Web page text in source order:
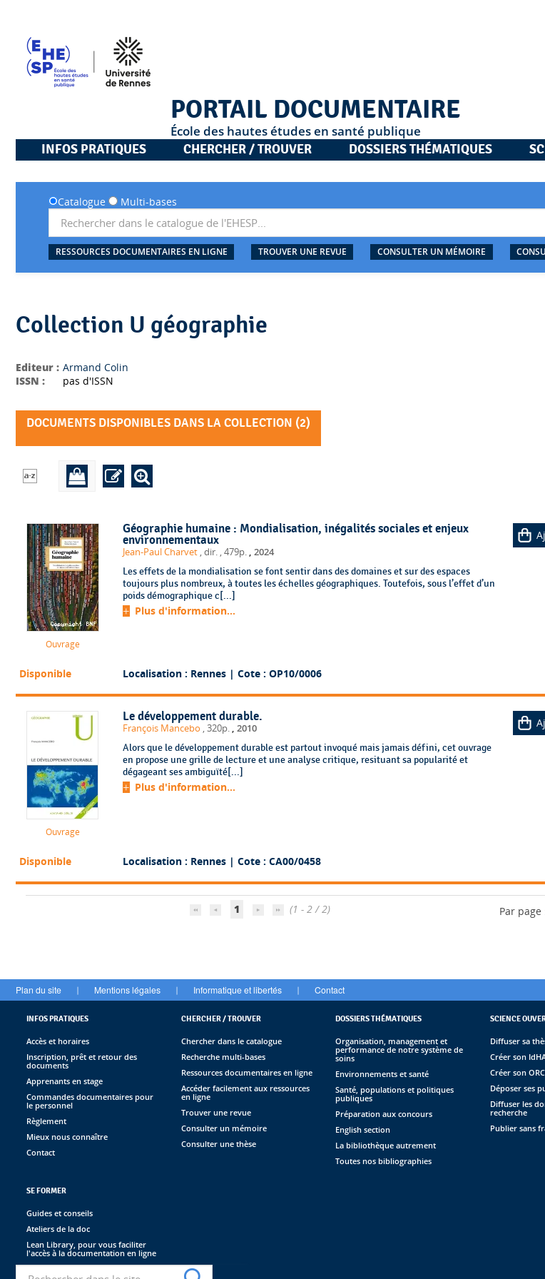
PORTAIL DOCUMENTAIRE
École des hautes études en santé publique
INFOS PRATIQUES
CHERCHER / TROUVER DOSSIERS THÉMATIQUES
Catalogue Multi-bases
RESSOURCES DOCUMENTAIRES EN LIGNE TROUVER UNE REVUE CONSULTER UN MÉMOIRE
Collection U géographie
Editeur : Armand Colin
ISSN :
pas d'ISSN
DOCUMENTS DISPONIBLES DANS LA COLLECTION (2)
Ouvrage
Géographie humaine : Mondialisation, inégalités sociales et enjeux
environnementaux
Jean-Paul Charvet , dir. , 479p. 2024
Les effets de la mondialisation se font sentir dans des domaines et sur des espaces
toujours plus nombreux, à toutes les échelles géographiques. Toutefois, sous l’effet d’un
poids démographique c[...]
Plus d'information...
Disponible Localisation : Rennes | Cote : OP10/0006
Ouvrage
Le développement durable.
François Mancebo , 320p. 2010
Alors que le développement durable est partout invoqué mais jamais défini, cet ouvrage
en propose une grille de lecture et une analyse critique, resituant sa popularité et
dégageant ses ambiguïté[...]
Plus d'information...
Disponible Localisation : Rennes | Cote : CA00/0458
1 (1 - 2 / 2) Par page
Plan du site | Mentions légales | Informatique et libertés | Contact
INFOS PRATIQUES
Accès et horaires
Inscription, prêt et retour des
documents
Apprenants en stage
Commandes documentaires pour
le personnel
Règlement
Mieux nous connaître
Contact
CHERCHER / TROUVER
Chercher dans le catalogue
Recherche multi-bases
Ressources documentaires en ligne
Accéder facilement aux ressources
en ligne
Trouver une revue
Consulter un mémoire
Consulter une thèse
DOSSIERS THÉMATIQUES
Organisation, management et
performance de notre système de
soins
Environnements et santé
Santé, populations et politiques
publiques
Préparation aux concours
English section
La bibliothèque autrement
Toutes nos bibliographies
SCIENCE
Diffuser sa
Créer son
Créer son
Déposer ses
Diffuser les
recherche
Publier sans
SE FORMER
Guides et conseils
Ateliers de la doc
Lean Library, pour vous faciliter
l'accès à la documentation en ligne